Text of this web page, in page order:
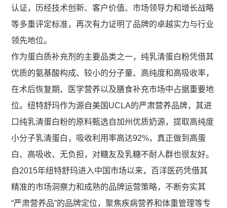
认证，历经技术创新、客户价值、市场领导力和增长战略
等多重评定标准，再次有力证明了品牌的卓越实力与行业
领先地位。
作为蛋白质补充剂的主要品类之一，纯乳清蛋白粉凭借其
优质的氨基酸构成、较小的分子量、高纯度和高吸收率，
在术后恢复期、医学营养以及膳食补充市场中占据重要地
位。纽特舒玛作为源自美国UCLA的严肃营养品牌，其进
口纯乳清蛋白粉的原料甄选自加州优质奶源，提取高纯度
小分子乳清蛋白，吸收利用率高达92%，真正做到高蛋
白、高吸收、无负担，对糖友及乳糖不耐人群也很友好。
自2015年纽特舒玛进入中国市场以来，百洋医药凭借其
精准的市场洞察力和成熟的品牌运营策略，不断夯实其
“严肃营养品”的品牌定位，聚焦疾病营养和体重管理等专